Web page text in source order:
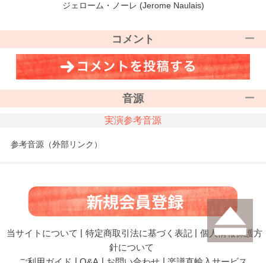
ジェローム・ノーレ (Jerome Naulais)
コメント
音源
実演参考音源
参考音源（外部リンク）
当サイトについて | 特定商取引法に基づく表記 | 個人情報保護方
針について